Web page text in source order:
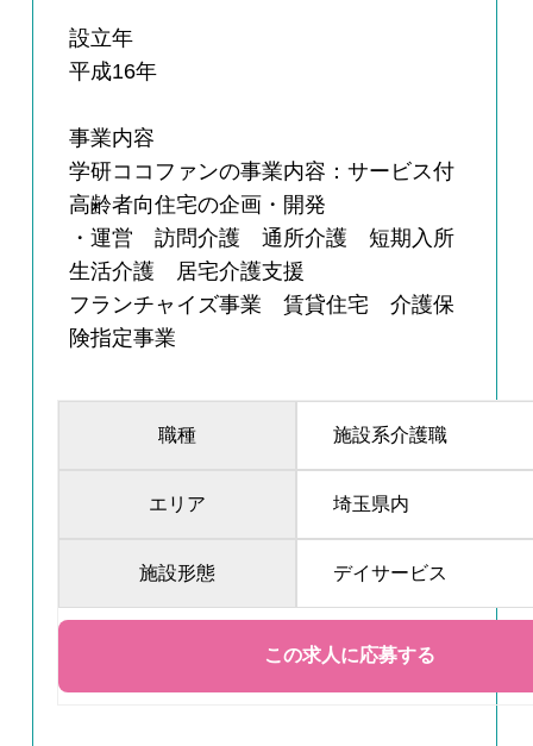
設立年
平成16年
事業内容
学研ココファンの事業内容：サービス付
高齢者向住宅の企画・開発
・運営 訪問介護 通所介護 短期入所
生活介護 居宅介護支援
フランチャイズ事業 賃貸住宅 介護保
険指定事業
職種 施設系介護職
エリア 埼玉県内
施設形態 デイサービス